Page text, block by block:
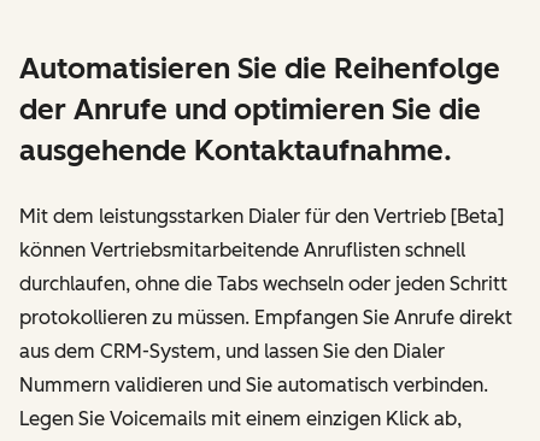
Automatisieren Sie die Reihenfolge
der Anrufe und optimieren Sie die
ausgehende Kontaktaufnahme.
Mit dem leistungsstarken Dialer für den Vertrieb [Beta]
können Vertriebsmitarbeitende Anruflisten schnell
durchlaufen, ohne die Tabs wechseln oder jeden Schritt
protokollieren zu müssen. Empfangen Sie Anrufe direkt
aus dem CRM-System, und lassen Sie den Dialer
Nummern validieren und Sie automatisch verbinden.
Legen Sie Voicemails mit einem einzigen Klick ab,